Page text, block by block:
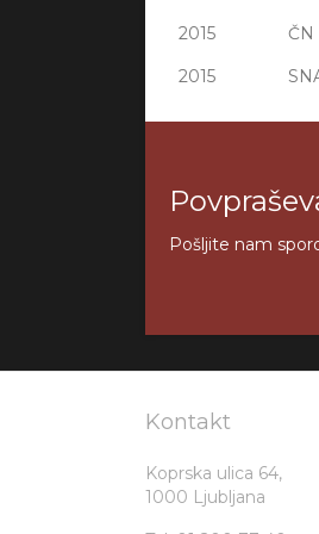
2015
ČN
2015
Pošljite nam
Kontakt
Koprska ulica 64,
1000 Ljubljana